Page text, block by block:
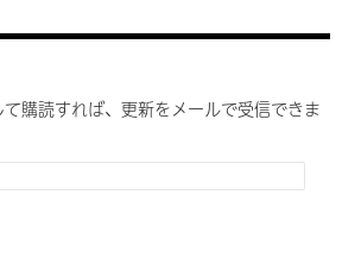
購読すれば、更新をメールで受信できま